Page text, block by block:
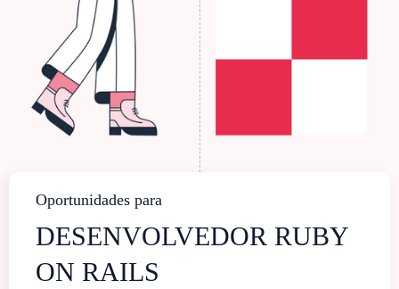
Oportunidades para
DESENVOLVEDOR RUBY
ON RAILS